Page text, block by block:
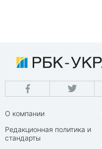
О компании
Редакционная политика и
стандарты